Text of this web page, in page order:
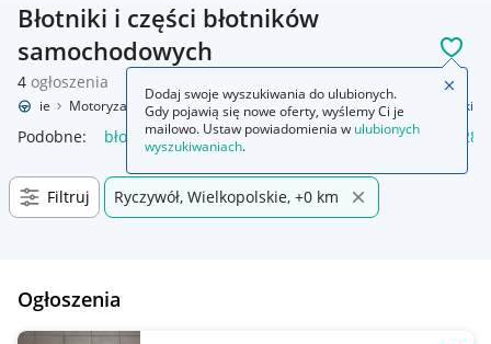
Błotniki i części błotników
samochodowych
4 ogłoszenia
Motoryzacja Części samochodowe Części karoserii Błotniki
Podobne: błotniki błotniki rowerowe błotniki rowerowe 28
Filtruj Ryczywół, Wielkopolskie, +0 km
Ogłoszenia
Dodaj swoje wyszukiwania do ulubionych.
Gdy pojawią się nowe oferty, wyślemy Ci je
mailowo. Ustaw powiadomienia w ulubionych
wyszukiwaniach.